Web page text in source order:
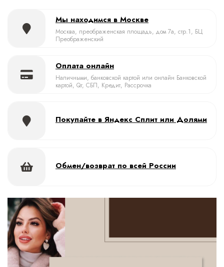
Мы находимся в Москве
Москва, преображенская площадь, дом 7а, стр.1, БЦ
Преображенский
Оплата онлайн
Наличными, банковской картой или онлайн Банковской
картой, Qr, СБП, Кредит, Рассрочка
Покупайте в Яндекс Сплит или Долями
Обмен/возврат по всей России